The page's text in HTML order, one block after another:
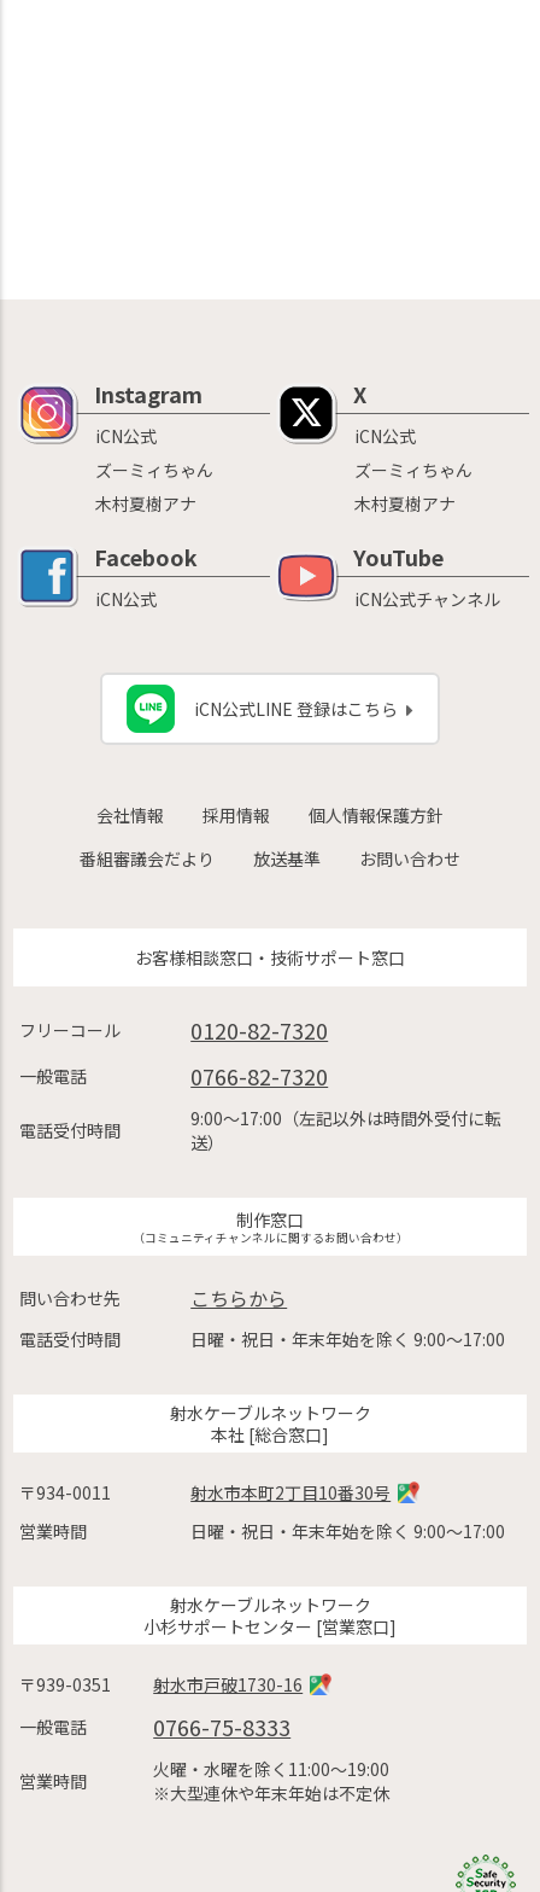
Instagram
iCN公式
ズーミィちゃん
木村夏樹アナ
X
iCN公式
ズーミィちゃん
木村夏樹アナ
Facebook
iCN公式
YouTube
iCN公式チャンネル
iCN公式LINE 登録はこちら
会社情報 採用情報
個人情報保護方針
番組審議会だより
放送基準 お問い合わせ
お客様相談窓口・技術サポート窓口
フリーコール 0120-82-7320
一般電話 0766-82-7320
電話受付時間
9:00〜17:00（左記以外は時間外受付に転
送）
制作窓口
（コミュニティチャンネルに関するお問い合わせ）
問い合わせ先 こちらから
電話受付時間 日曜・祝日・年末年始を除く 9:00〜17:00
射水ケーブルネットワーク
本社 [総合窓口]
〒934-0011
射水市本町2丁目10番30号
営業時間
日曜・祝日・年末年始を除く 9:00〜17:00
射水ケーブルネットワーク
小杉サポートセンター [営業窓口]
〒939-0351
射水市戸破1730-16
一般電話
0766-75-8333
営業時間
火曜・水曜を除く11:00〜19:00
※大型連休や年末年始は不定休